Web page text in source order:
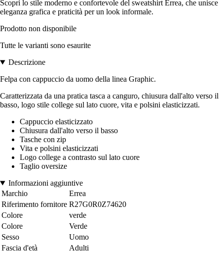
Scopri lo stile moderno e confortevole del sweatshirt Errea, che unisce
eleganza grafica e praticità per un look informale.
Prodotto non disponibile
Tutte le varianti sono esaurite
Descrizione
Felpa con cappuccio da uomo della linea Graphic.
Caratterizzata da una pratica tasca a canguro, chiusura dall'alto verso il
basso, logo stile college sul lato cuore, vita e polsini elasticizzati.
Cappuccio elasticizzato
Chiusura dall'alto verso il basso
Tasche con zip
Vita e polsini elasticizzati
Logo college a contrasto sul lato cuore
Taglio oversize
Informazioni aggiuntive
Marchio
Errea
Riferimento fornitore R27G0R0Z74620
Colore
verde
Colore
Verde
Sesso
Uomo
Fascia d'età
Adulti